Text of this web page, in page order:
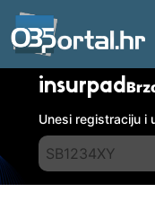
insurpad
Unesi registraciju i